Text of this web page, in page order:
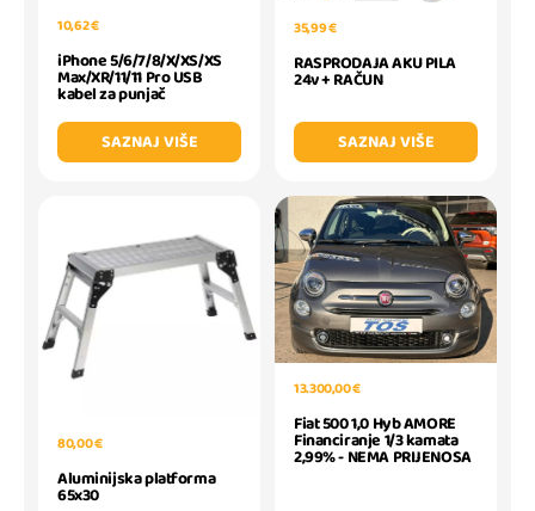
10,62 €
iPhone 5/6/7/8/X/XS/XS
Max/XR/11/11 Pro USB
kabel za punjač
SAZNAJ VIŠE
35,99 €
RASPRODAJA AKU PILA
24v + RAČUN
SAZNAJ VIŠE
80,00 €
Aluminijska platforma
65x30
13.300,00 €
Fiat 500 1,0 Hyb AMORE
Financiranje 1/3 kamata
2,99% - NEMA PRIJENOSA